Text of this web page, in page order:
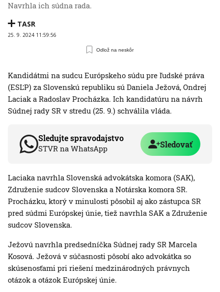
Navrhla ich súdna rada.
TASR
25. 9. 2024 11:59:56
Odlož na neskôr
Kandidátmi na sudcu Európskeho súdu pre ľudské práva
(ESĽP) za Slovenskú republiku sú Daniela Ježová, Ondrej
Laciak a Radoslav Procházka. Ich kandidatúru na návrh
Súdnej rady SR v stredu (25. 9.) schválila vláda.
Sledujte spravodajstvo
STVR na WhatsApp Sledovať
Laciaka navrhla Slovenská advokátska komora (SAK),
Združenie sudcov Slovenska a Notárska komora SR.
Procházku, ktorý v minulosti pôsobil aj ako zástupca SR
pred súdmi Európskej únie, tiež navrhla SAK a Združenie
sudcov Slovenska.
Ježovú navrhla predsedníčka Súdnej rady SR Marcela
Kosová. Ježová v súčasnosti pôsobí ako advokátka so
skúsenosťami pri riešení medzinárodných právnych
otázok a otázok Európskej únie.